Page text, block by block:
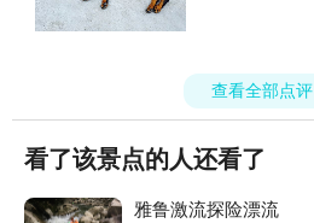
查看全部点评
看了该景点的人还看了
雅鲁激流探险漂流